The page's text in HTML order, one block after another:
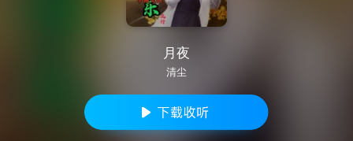
月夜
清尘